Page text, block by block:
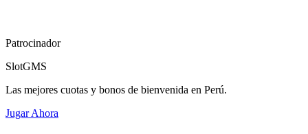
Patrocinador
SlotGMS
Las mejores cuotas y bonos de bienvenida en Perú.
Jugar Ahora